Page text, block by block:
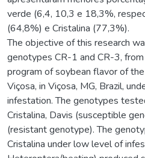
verde (6,4, 10,3 e 18,3%,
(64,8%) e Cristalina (77,3%).
The objective of this research
genotypes CR-1 and CR-3,
program of soybean flavor of
Viçosa, in Viçosa, MG, Brazil,
infestation. The genotypes
Cristalina, Davis (susceptible
(resistant genotype). The
Cristalina under low level of